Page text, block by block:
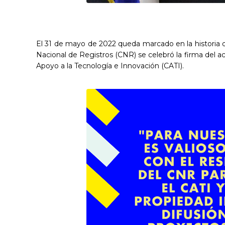
El 31 de mayo de 2022 queda marcado en la
Nacional de Registros (CNR) se celebró la firma del
Apoyo a la Tecnología e Innovación (CATI).